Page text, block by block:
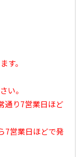
す。
い。
通り7営業日ほど
7営業日ほどで発